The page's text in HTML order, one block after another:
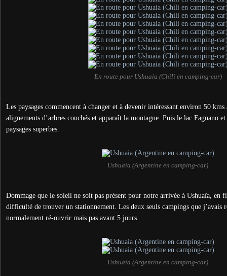
En route pour Ushuaia (Chili en camping-car)
Les paysages commencent à changer et à devenir intéressant environ 50
alignements d’arbres couchés et apparaît la montagne. Puis le lac Fagnano
paysages superbes.
Ushuaia (Argentine en camping-car)
Dommage que le soleil ne soit pas présent pour notre arrivée à Ushuaïa, en
difficulté de trouver un stationnement. Les deux seuls campings que j’avais
normalement ré-ouvrir mais pas avant 5 jours.
Ushuaia (Argentine en camping-car)